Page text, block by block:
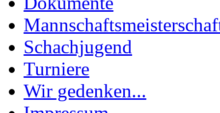
Schachjugend
Turniere
Wir gedenken...